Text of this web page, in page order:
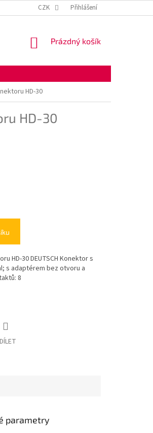
OBCHODNÍ PODMÍNKY
CZK Přihlášení
NÁKUPNÍ
Prázdný košík
HD-30
HD-30
HD-30 DEUTSCH Konektor s
s adaptérem bez otvoru a
8
parametry